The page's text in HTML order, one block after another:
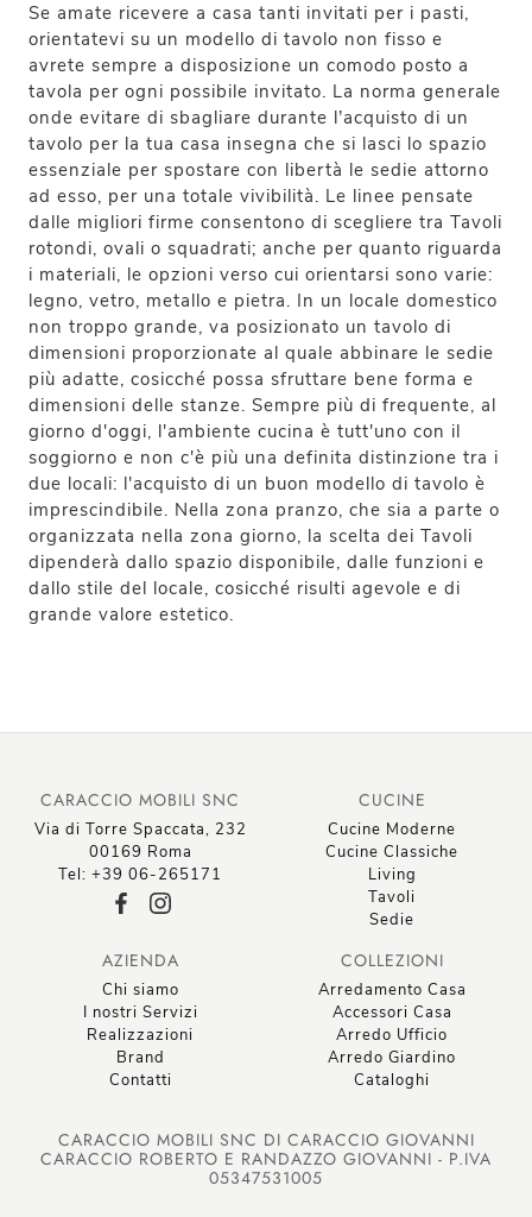
Se amate ricevere a casa tanti invitati per i pasti,
orientatevi su un modello di tavolo non fisso e
avrete sempre a disposizione un comodo posto a
tavola per ogni possibile invitato. La norma generale
onde evitare di sbagliare durante l’acquisto di un
tavolo per la tua casa insegna che si lasci lo spazio
essenziale per spostare con libertà le sedie attorno
ad esso, per una totale vivibilità. Le linee pensate
dalle migliori firme consentono di scegliere tra Tavoli
rotondi, ovali o squadrati; anche per quanto riguarda
i materiali, le opzioni verso cui orientarsi sono varie:
legno, vetro, metallo e pietra. In un locale domestico
non troppo grande, va posizionato un tavolo di
dimensioni proporzionate al quale abbinare le sedie
più adatte, cosicché possa sfruttare bene forma e
dimensioni delle stanze. Sempre più di frequente, al
giorno d'oggi, l'ambiente cucina è tutt'uno con il
soggiorno e non c'è più una definita distinzione tra i
due locali: l'acquisto di un buon modello di tavolo è
imprescindibile. Nella zona pranzo, che sia a parte o
organizzata nella zona giorno, la scelta dei Tavoli
dipenderà dallo spazio disponibile, dalle funzioni e
dallo stile del locale, cosicché risulti agevole e di
grande valore estetico.
CARACCIO MOBILI SNC
Via di Torre Spaccata, 232
00169 Roma
Tel: +39 06-265171
CUCINE
Cucine Moderne
Cucine Classiche
Living
Tavoli
Sedie
AZIENDA
Chi siamo
I nostri Servizi
Realizzazioni
Brand
Contatti
COLLEZIONI
Arredamento Casa
Accessori Casa
Arredo Ufficio
Arredo Giardino
Cataloghi
CARACCIO MOBILI SNC DI CARACCIO GIOVANNI
CARACCIO ROBERTO E RANDAZZO GIOVANNI - P.IVA
05347531005